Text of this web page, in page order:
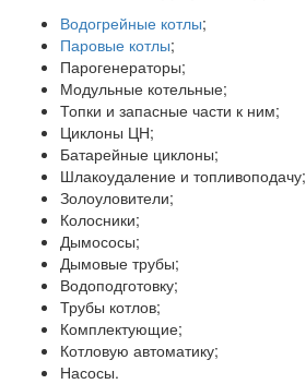
Водогрейные котлы;
Паровые котлы;
Парогенераторы;
Модульные котельные;
Топки и запасные части к ним;
Циклоны ЦН;
Батарейные циклоны;
Шлакоудаление и топливоподачу;
Золоуловители;
Колосники;
Дымососы;
Дымовые трубы;
Водоподготовку;
Трубы котлов;
Комплектующие;
Котловую автоматику;
Насосы.